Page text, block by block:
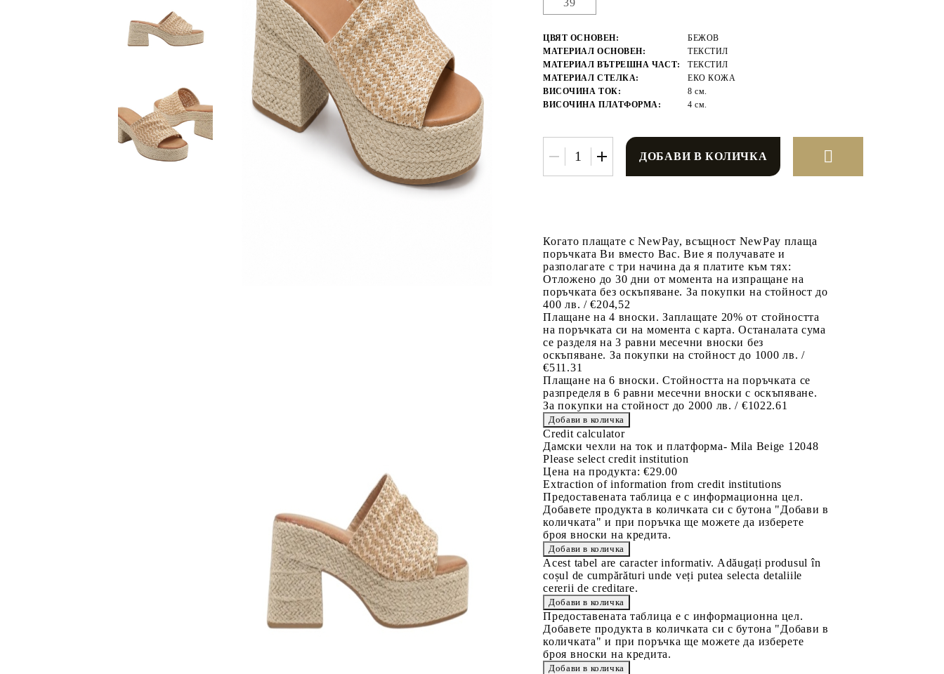
Домашни чехли
39
ЦВЯТ ОСНОВЕН:
БЕЖОВ
МАТЕРИАЛ ОСНОВЕН:
ТЕКСТИЛ
МАТЕРИАЛ ВЪТРЕШНА ЧАСТ:
ТЕКСТИЛ
МАТЕРИАЛ СТЕЛКА:
ЕКО КОЖА
ВИСОЧИНА ТОК:
8 см.
ВИСОЧИНА ПЛАТФОРМА:
4 см.
Когато плащате с NewPay, всъщност NewPay плаща
поръчката Ви вместо Вас. Вие я получавате и
разполагате с три начина да я платите към тях:
Отложено до 30 дни от момента на изпращане на
поръчката без оскъпяване. За покупки на стойност до
400 лв. / €204,52
Плащане на 4 вноски. Заплащате 20% от стойността
на поръчката си на момента с карта. Останалата сума
се разделя на 3 равни месечни вноски без
оскъпяване. За покупки на стойност до 1000 лв. /
€511.31
Плащане на 6 вноски. Стойността на поръчката се
разпределя в 6 равни месечни вноски с оскъпяване.
За покупки на стойност до 2000 лв. / €1022.61
Credit calculator
Дамски чехли на ток и платформа- Mila Beige 12048
Please select credit institution
Цена на продукта: €29.00
Extraction of information from credit institutions
Предоставената таблица е с информационна цел.
Добавете продукта в количката си с бутона "Добави в
количката" и при поръчка ще можете да изберете
броя вноски на кредита.
Acest tabel are caracter informativ. Adăugați produsul în
coșul de cumpărături unde veți putea selecta detaliile
cererii de creditare.
Предоставената таблица е с информационна цел.
Добавете продукта в количката си с бутона "Добави в
количката" и при поръчка ще можете да изберете
броя вноски на кредита.